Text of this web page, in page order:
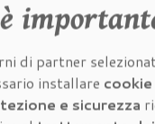
è
di partner
installare
e sicurezza